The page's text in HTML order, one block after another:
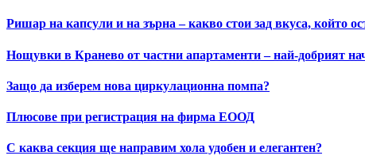
Skip
content
Ришар на капсули и на зърна – какво стои зад вкуса, който
Нощувки в Кранево от частни апартаменти – най-добрият
Защо да изберем нова циркулационна помпа?
Плюсове при регистрация на фирма ЕООД
С каква секция ще направим хола удобен и елегантен?